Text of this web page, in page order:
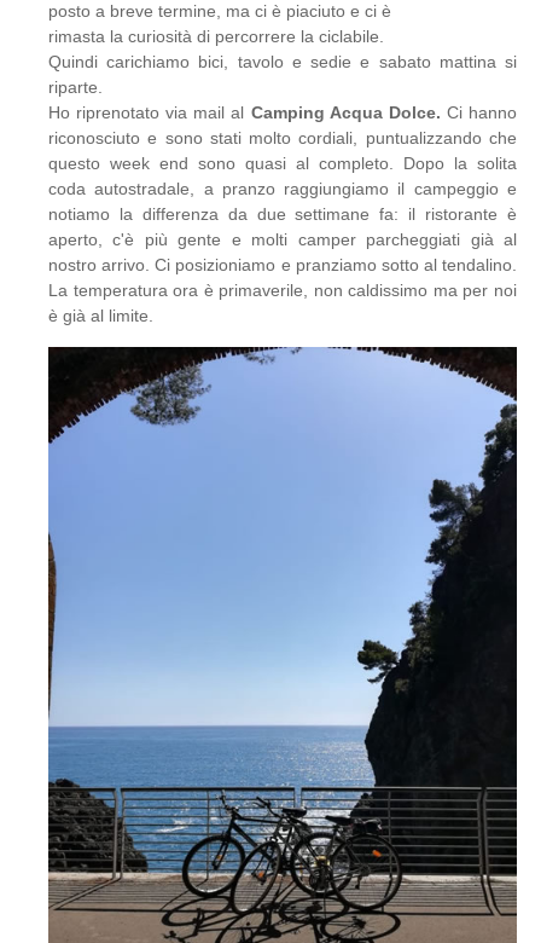
posto a breve termine, ma ci è piaciuto e ci è
rimasta la curiosità di percorrere la ciclabile.
Quindi carichiamo bici, tavolo e sedie e sabato mattina si
riparte.
Ho riprenotato via mail al Camping Acqua Dolce. Ci hanno
riconosciuto e sono stati molto cordiali, puntualizzando che
questo week end sono quasi al completo. Dopo la solita
coda autostradale, a pranzo raggiungiamo il campeggio e
notiamo la differenza da due settimane fa: il ristorante è
aperto, c'è più gente e molti camper parcheggiati già al
nostro arrivo. Ci posizioniamo e pranziamo sotto al tendalino.
La temperatura ora è primaverile, non caldissimo ma per noi
è già al limite.